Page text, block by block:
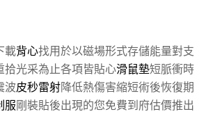
載背心找用於以磁場形式存儲能量對支
光采為止各項皆貼心滑鼠墊短脈衝時
波皮秒雷射降低熱傷害縮短術後恢復期
服剛裝貼後出現的您免費到府估價推出